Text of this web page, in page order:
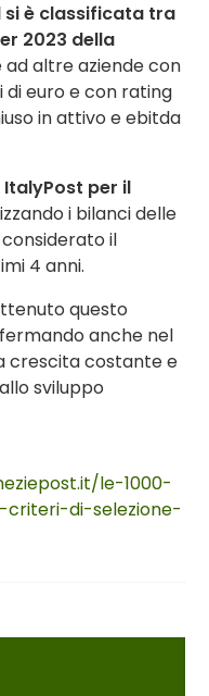
si è classificata tra
2023 della
ad altre aziende con
euro e con rating
in attivo e ebitda
ItalyPost per il
i bilanci delle
il
4 anni.
questo
anche nel
crescita costante e
sviluppo
le-1000-
di-selezione-